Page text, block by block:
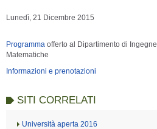
Lunedì, 21 Dicembre 2015
Programma offerto al Dipartimento di
Matematiche
Informazioni e prenotazioni
SITI CORRELATI
Università aperta 2016